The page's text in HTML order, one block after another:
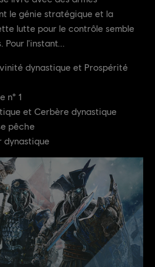
le génie stratégique et la
lutte pour le contrôle semble
l'instant...
dynastique et Prospérité
n° 1
et Cerbère dynastique
pêche
dynastique